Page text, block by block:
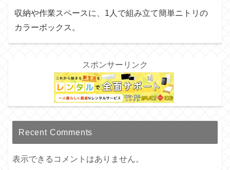
収納や作業スペースに、1人で組み立て簡単ニトリの
カラーボックス。
スポンサーリンク
Recent Comments
表示できるコメントはありません。